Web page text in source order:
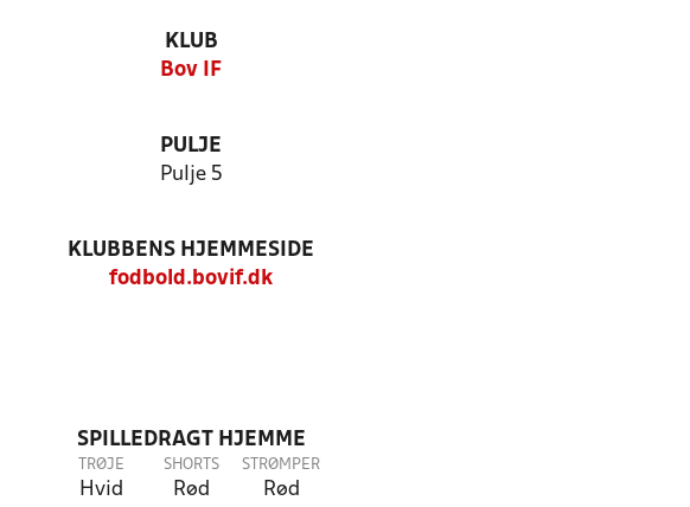
KLUB
Bov IF
PULJE
Pulje 5
KLUBBENS HJEMMESIDE
fodbold.bovif.dk
SPILLEDRAGT HJEMME
TRØJE
Hvid
SHORTS
Rød
STRØMPER
Rød